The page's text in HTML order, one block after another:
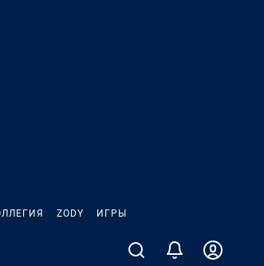
ZODY ИГРЫ